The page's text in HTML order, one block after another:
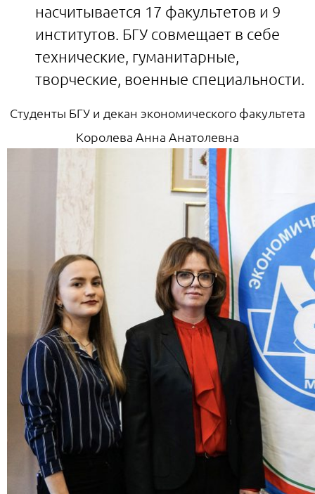
насчитывается 17 факультетов и 9
институтов. БГУ совмещает в себе
технические, гуманитарные,
творческие, военные специальности.
Студенты БГУ и декан экономического факультета
Королева Анна Анатолевна